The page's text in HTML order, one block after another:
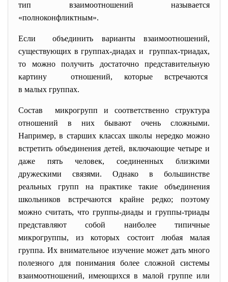
тип взаимоотношений называется
«полноконфликтным».
Если объединить варианты взаимоотношений,
существующих в группах-диадах и группах-триадах,
то можно получить достаточно представительную
картину отношений, которые встречаются
в малых группах.
Состав микрогрупп и соответственно структура
отношений в них бывают очень сложными.
Например, в старших классах школы нередко можно
встретить объединения детей, включающие четыре и
даже пять человек, соединенных близкими
дружескими связями. Однако в большинстве
реальных групп на практике такие объединения
школьников встречаются крайне редко; поэтому
можно считать, что группы-диады и группы-триады
представляют собой наиболее типичные
микрогруппы, из которых состоит любая малая
группа. Их внимательное изучение может дать много
полезного для понимания более сложной системы
взаимоотношений, имеющихся в малой группе или